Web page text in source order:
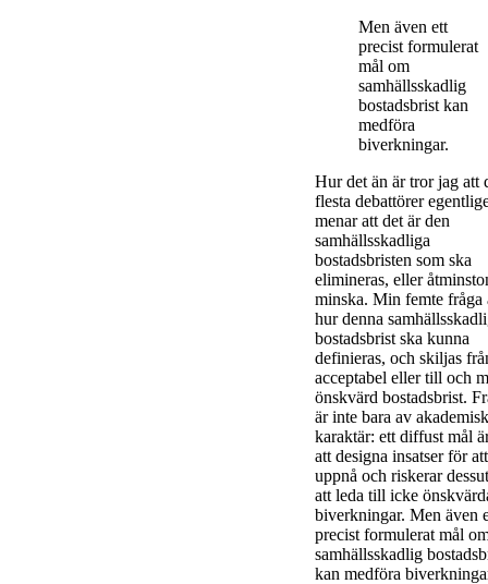
Men även ett
precist formulerat
mål om
samhällsskadlig
bostadsbrist kan
medföra
biverkningar.
Hur det än är tror jag att
flesta debattörer
menar att det är den
samhällsskadliga
bostadsbristen som ska
elimineras, eller
minska. Min femte fråga
hur denna
bostadsbrist ska kunna
definieras, och skiljas
acceptabel eller till och
önskvärd bostadsbrist.
är inte bara av akademisk
karaktär: ett diffust mål
att designa insatser för att
uppnå och riskerar
att leda till icke
biverkningar. Men även
precist formulerat mål
samhällsskadlig
kan medföra